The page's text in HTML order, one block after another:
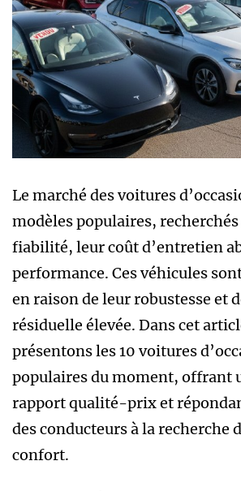
Le marché des voitures
modèles populaires,
fiabilité, leur coût d’entretien
performance. Ces véhicules
en raison de leur robustesse et
résiduelle élevée. Dans cet
présentons les 10 voitures
populaires du moment, offrant
rapport qualité-prix et
des conducteurs à la recherche
confort.